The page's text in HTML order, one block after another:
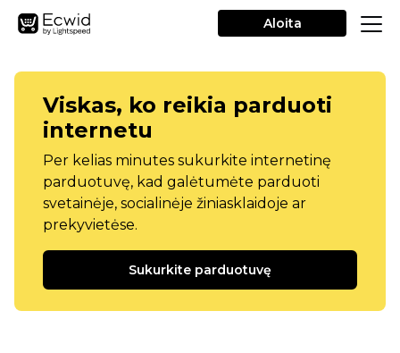
Aloita
Viskas, ko reikia parduoti
internetu
Per kelias minutes sukurkite internetinę
parduotuvę, kad galėtumėte parduoti
svetainėje, socialinėje žiniasklaidoje ar
prekyvietėse.
Sukurkite parduotuvę